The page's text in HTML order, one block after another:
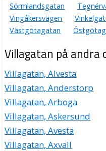
Sörmlandsgatan
Vingåkersvägen
Västgötagatan
Villagatan på andra
Villagatan, Alvesta
Villagatan, Anderstorp
Villagatan, Arboga
Villagatan, Askersund
Villagatan, Avesta
Villagatan, Axvall